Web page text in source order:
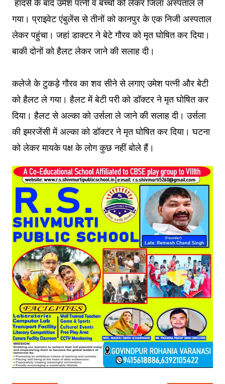
हादसे के बाद उमेश पत्नी व बच्चों को लेकर जिला अस्पताल ले
गया। प्राइवेट एंबुलेंस से तीनों को कानपुर के एक निजी अस्पताल
लेकर पहुंचा। जहां डाक्टर ने बेटे गौरव को मृत घोषित कर दिया।
बाकी दोनों को हैलट लेकर जाने की सलाह दी।
कलेजे के टुकड़े गौरव का शव सीने से लगाए उमेश पत्नी और बेटी
को हैलट ले गया। हैलट में बेटी परी को डॉक्टर ने मृत घोषित कर
दिया। हैलट से अल्का को उर्सला ले जाने की सलाह दी। उर्सला
की इमरजेंसी में अल्का को डॉक्टर ने मृत घोषित कर दिया। घटना
को लेकर मायके पक्ष के लोग कुछ नहीं बोले हैं।